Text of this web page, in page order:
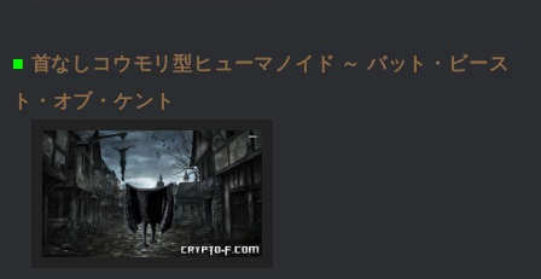
■ 首なしコウモリ型ヒューマノイド ～ バット・ビース
ト・オブ・ケント